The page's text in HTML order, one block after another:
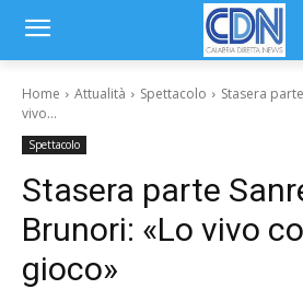
Home Attualità Spettacolo
Stasera
vivo...
Spettacolo
Stasera parte
Brunori: «Lo vivo
gioco»